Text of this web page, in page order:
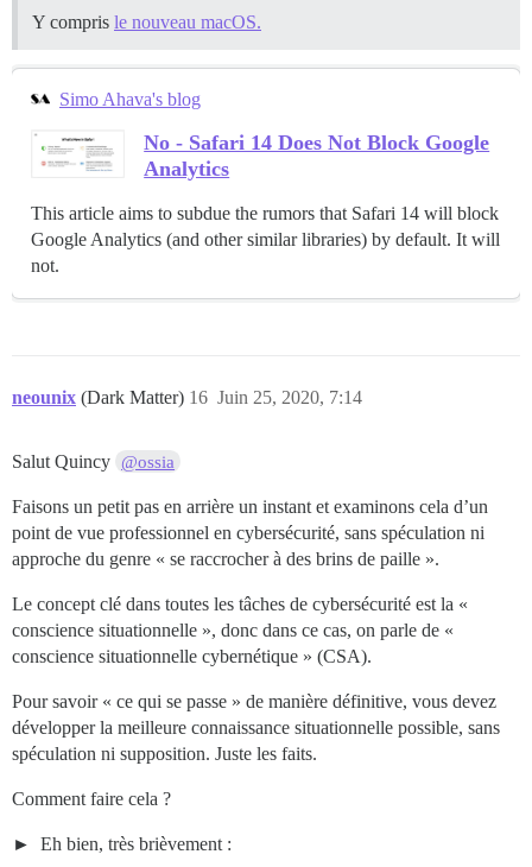
Y compris le nouveau macOS.
Simo Ahava's blog
No - Safari 14 Does Not Block Google
Analytics
This article aims to subdue the rumors that Safari 14 will block
Google Analytics (and other similar libraries) by default. It will
not.
neounix (Dark Matter) Juin 25, 2020, 7:14
16
Salut Quincy @ossia
Faisons un petit pas en arrière un instant et examinons cela d’un
point de vue professionnel en cybersécurité, sans spéculation ni
approche du genre « se raccrocher à des brins de paille ».
Le concept clé dans toutes les tâches de cybersécurité est la «
conscience situationnelle », donc dans ce cas, on parle de «
conscience situationnelle cybernétique » (CSA).
Pour savoir « ce qui se passe » de manière définitive, vous devez
développer la meilleure connaissance situationnelle possible, sans
spéculation ni supposition. Juste les faits.
Comment faire cela ?
Eh bien, très brièvement :